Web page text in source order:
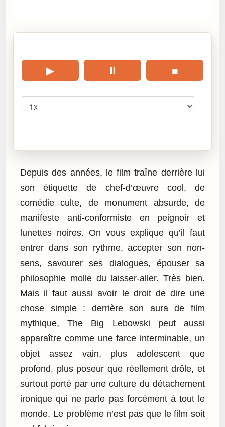
▶ ⏸ ■
Depuis des années, le film traîne derrière lui
son étiquette de chef-d’œuvre cool, de
comédie culte, de monument absurde, de
manifeste anti-conformiste en peignoir et
lunettes noires. On vous explique qu’il faut
entrer dans son rythme, accepter son non-
sens, savourer ses dialogues, épouser sa
philosophie molle du laisser-aller. Très bien.
Mais il faut aussi avoir le droit de dire une
chose simple : derrière son aura de film
mythique, The Big Lebowski peut aussi
apparaître comme une farce interminable, un
objet assez vain, plus adolescent que
profond, plus poseur que réellement drôle, et
surtout porté par une culture du détachement
ironique qui ne parle pas forcément à tout le
monde. Le problème n’est pas que le film soit